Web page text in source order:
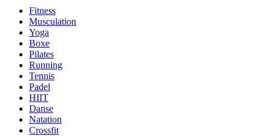
Fitness
Musculation
Yoga
Boxe
Pilates
Running
Tennis
Padel
HIIT
Danse
Natation
Crossfit